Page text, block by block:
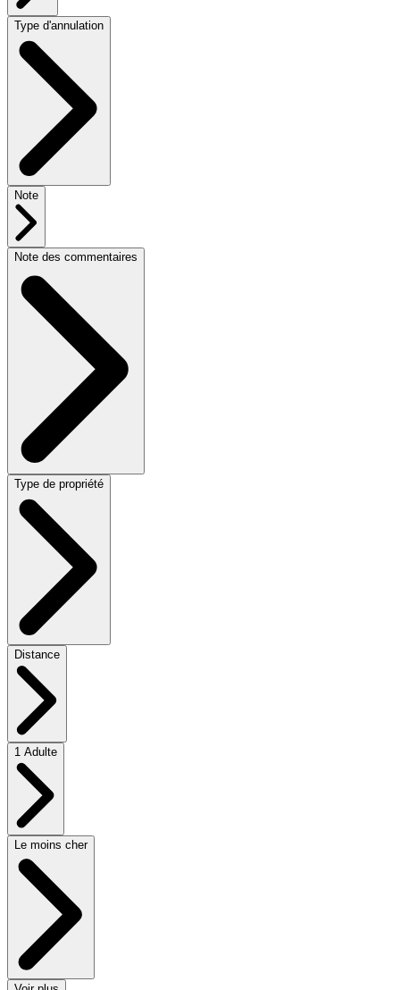
Type d'annulation
Note
Note des commentaires
Type de propriété
Distance
1 Adulte
Le moins cher